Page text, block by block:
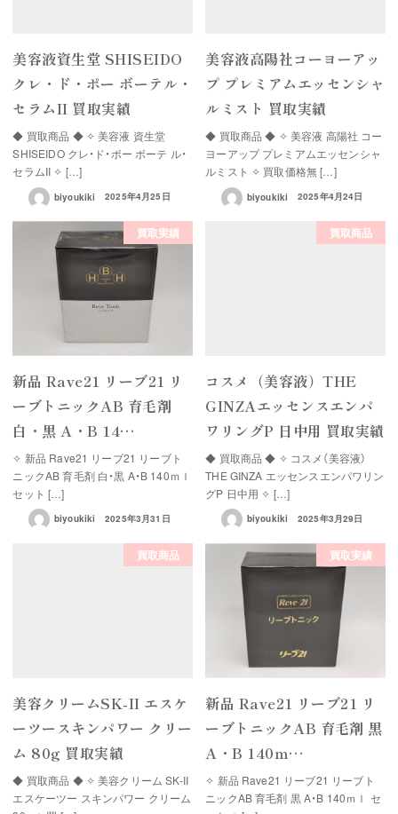
美容液資生堂 SHISEIDO
クレ・ド・ポー ボーテル・
セラムII 買取実績
◆ 買取商品 ◆ ✧ 美容液 資生堂
SHISEIDO クレ・ド・ポー ボーテ ル・
セラムII ✧ […]
biyoukiki 2025年4月25日
美容液高陽社コーヨーアッ
プ プレミアムエッセンシャ
ルミスト 買取実績
◆ 買取商品 ◆ ✧ 美容液 高陽社 コー
ヨーアップ プレミアムエッセンシャ
ルミスト ✧ 買取価格無 […]
biyoukiki 2025年4月24日
買取実績
新品 Rave21 リーブ21 リ
ーブトニックAB 育毛剤
白・黒 A・B 14…
✧ 新品 Rave21 リーブ21 リーブト
ニックAB 育毛剤 白・黒 A・B 140ｍｌ
セット […]
biyoukiki 2025年3月31日
買取商品
コスメ（美容液）THE
GINZAエッセンスエンパ
ワリングP 日中用 買取実績
◆ 買取商品 ◆ ✧ コスメ（美容液）
THE GINZA エッセンスエンパワリン
グP 日中用 ✧ […]
biyoukiki 2025年3月29日
買取商品
美容クリームSK-II エスケ
ーツースキンパワー クリー
ム 80g 買取実績
◆ 買取商品 ◆ ✧ 美容クリーム SK-II
エスケーツー スキンパワー クリーム
買取実績
新品 Rave21 リーブ21 リ
ーブトニックAB 育毛剤 黒
A・B 140ｍ…
✧ 新品 Rave21 リーブ21 リーブト
ニックAB 育毛剤 黒 A・B 140ｍｌ セ